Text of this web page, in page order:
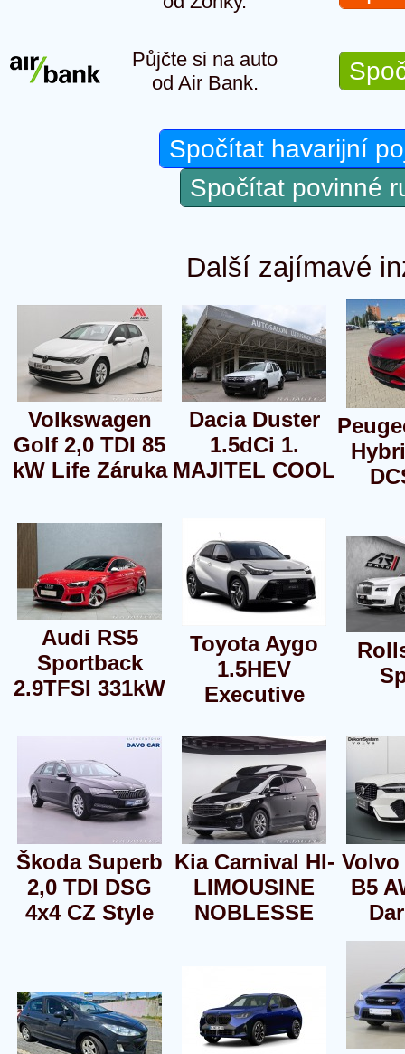
Půjčte si na auto
od Air Bank.
Spočítat havarijní
Spočítat povinné
Další zajímavé
Volkswagen
Golf 2,0 TDI 85
kW Life Záruka
Dacia Duster
1.5dCi 1.
MAJITEL COOL
Audi RS5
Sportback
2.9TFSI 331kW
Toyota Aygo
1.5HEV
Executive
Škoda Superb
2,0 TDI DSG
4x4 CZ Style
Kia Carnival HI-
LIMOUSINE
NOBLESSE
Volvo
B5